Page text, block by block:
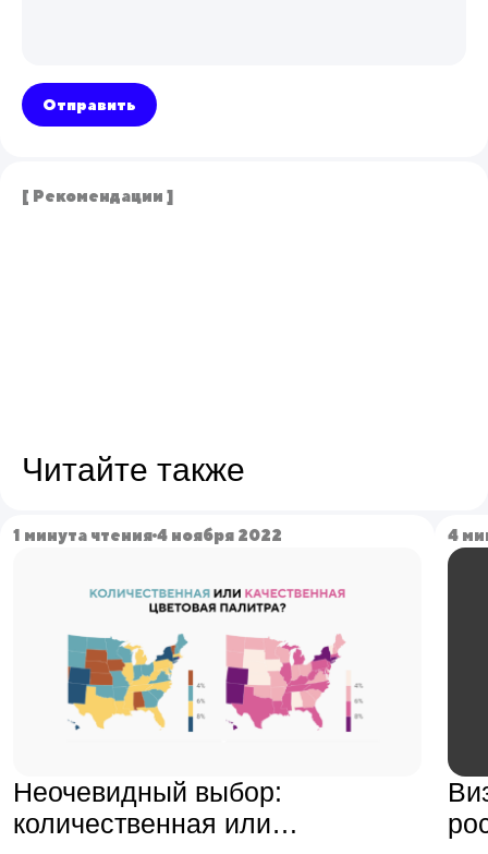
Отправить
[ Рекомендации ]
Читайте также
1 минута чтения 4 ноября 2022
Неочевидный выбор:
количественная или
4